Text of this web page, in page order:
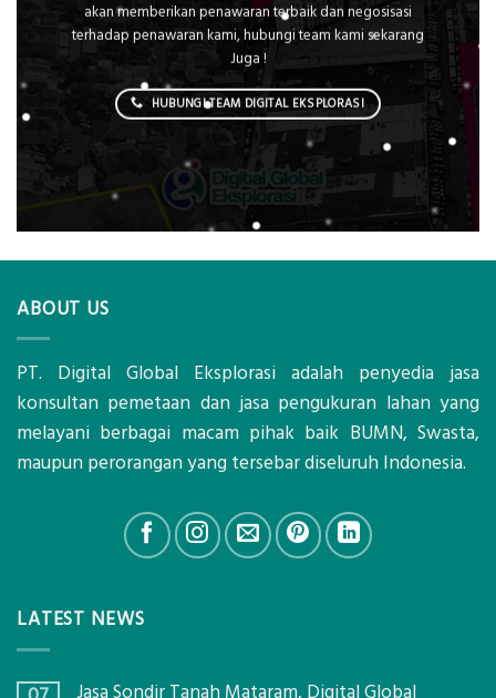
akan memberikan penawaran terbaik dan negosisasi
terhadap penawaran kami, hubungi team kami sekarang
Juga !
HUBUNGI TEAM DIGITAL EKSPLORASI
ABOUT US
PT. Digital Global Eksplorasi adalah penyedia jasa
konsultan pemetaan dan jasa pengukuran lahan yang
melayani berbagai macam pihak baik BUMN, Swasta,
maupun perorangan yang tersebar diseluruh Indonesia.
LATEST NEWS
Jasa Sondir Tanah Mataram, Digital Global